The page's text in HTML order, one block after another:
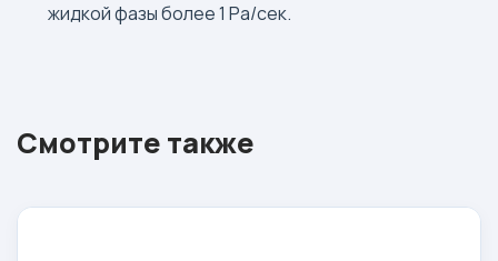
жидкой фазы более 1 Ра/сек.
Смотрите также